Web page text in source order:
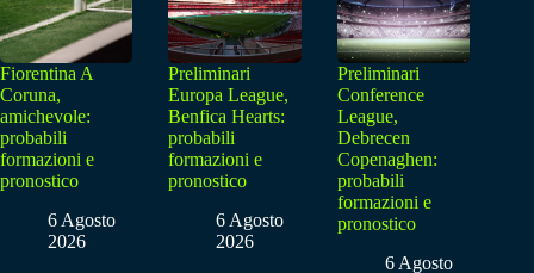
Fiorentina A
Coruna,
amichevole:
probabili
formazioni e
pronostico
6 Agosto
2026
Preliminari
Europa League,
Benfica Hearts:
probabili
formazioni e
pronostico
6 Agosto
2026
Preliminari
Conference
League,
Debrecen
Copenaghen:
probabili
formazioni e
pronostico
6 Agosto